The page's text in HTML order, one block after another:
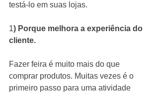
testá-lo em suas lojas.
1) Porque melhora a experiência do
cliente.
Fazer feira é muito mais do que
comprar produtos. Muitas vezes é o
primeiro passo para uma atividade